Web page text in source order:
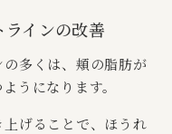
ラインの改善
多くは、頬の脂肪が
うになります。
げることで、ほうれ